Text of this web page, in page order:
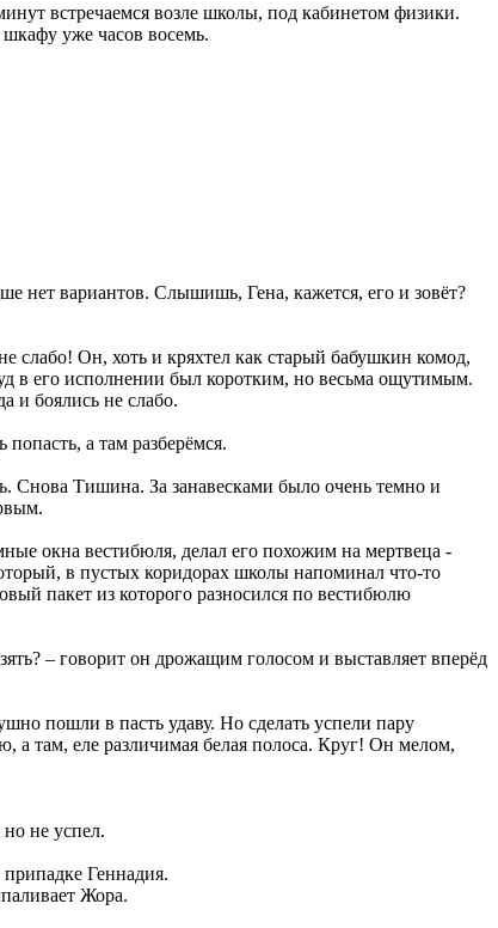
встречаемся возле школы, под кабинетом физики.
уже часов восемь.
нет вариантов. Слышишь, Гена, кажется, его и зовёт?
Он, хоть и кряхтел как старый бабушкин комод,
в его исполнении был коротким, но весьма ощутимым.
и боялись не слабо.
а там разберёмся.
Снова Тишина. За занавесками было очень темно и
окна вестибюля, делал его похожим на мертвеца -
в пустых коридорах школы напоминал что-то
пакет из которого разносился по вестибюлю
– говорит он дрожащим голосом и выставляет вперёд
пошли в пасть удаву. Но сделать успели пару
a там, еле различимая белая полоса. Круг! Он мелом,
не успел.
Геннадия.
Жора.